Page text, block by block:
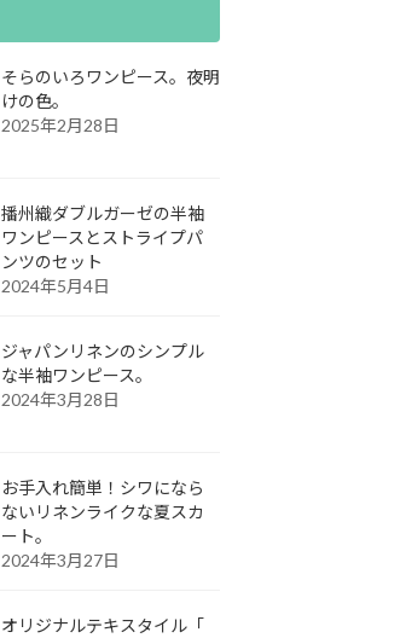
そらのいろワンピース。夜明
けの色。
2025年2月28日
播州織ダブルガーゼの半袖
ワンピースとストライプパ
ンツのセット
2024年5月4日
ジャパンリネンのシンプル
な半袖ワンピース。
2024年3月28日
お手入れ簡単！シワになら
ないリネンライクな夏スカ
ート。
2024年3月27日
オリジナルテキスタイル「